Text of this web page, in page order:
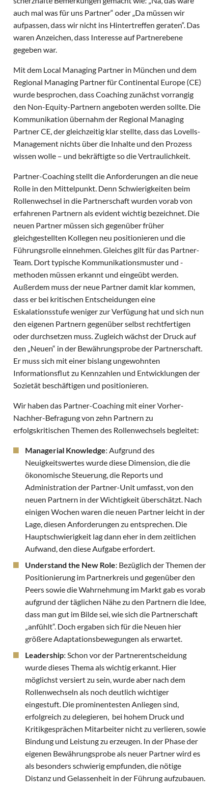
auch mal was für uns Partner“ oder „Da müssen wir
aufpassen, dass wir nicht ins Hintertreffen geraten“. Das
waren Anzeichen, dass Interesse auf Partnerebene
gegeben war.
Mit dem Local Managing Partner in München und dem
Regional Managing Partner für Continental Europe (CE)
wurde besprochen, dass Coaching zunächst vorrangig
den Non-Equity-Partnern angeboten werden sollte. Die
Kommunikation übernahm der Regional Managing
Partner CE, der gleichzeitig klar stellte, dass das Lovells-
Management nichts über die Inhalte und den Prozess
wissen wolle – und bekräftigte so die Vertraulichkeit.
Partner-Coaching stellt die Anforderungen an die neue
Rolle in den Mittelpunkt. Denn Schwierigkeiten beim
Rollenwechsel in die Partnerschaft wurden vorab von
erfahrenen Partnern als evident wichtig bezeichnet. Die
neuen Partner müssen sich gegenüber früher
gleichgestellten Kollegen neu positionieren und die
Führungsrolle einnehmen. Gleiches gilt für das Partner-
Team. Dort typische Kommunikationsmuster und -
methoden müssen erkannt und eingeübt werden.
Außerdem muss der neue Partner damit klar kommen,
dass er bei kritischen Entscheidungen eine
Eskalationsstufe weniger zur Verfügung hat und sich nun
den eigenen Partnern gegenüber selbst rechtfertigen
oder durchsetzen muss. Zugleich wächst der Druck auf
den „Neuen“ in der Bewährungsprobe der Partnerschaft.
Er muss sich mit einer bislang ungewohnten
Informationsflut zu Kennzahlen und Entwicklungen der
Sozietät beschäftigen und positionieren.
Wir haben das Partner-Coaching mit einer Vorher-
Nachher-Befragung von zehn Partnern zu
erfolgskritischen Themen des Rollenwechsels begleitet:
Managerial Knowledge: Aufgrund des
Neuigkeitswertes wurde diese Dimension, die die
ökonomische Steuerung, die Reports und
Administration der Partner-Unit umfasst, von den
neuen Partnern in der Wichtigkeit überschätzt. Nach
einigen Wochen waren die neuen Partner leicht in der
Lage, diesen Anforderungen zu entsprechen. Die
Hauptschwierigkeit lag dann eher in dem zeitlichen
Aufwand, den diese Aufgabe erfordert.
Understand the New Role: Bezüglich der Themen der
Positionierung im Partnerkreis und gegenüber den
Peers sowie die Wahrnehmung im Markt gab es vorab
aufgrund der täglichen Nähe zu den Partnern die Idee,
dass man gut im Bilde sei, wie sich die Partnerschaft
„anfühlt“. Doch ergaben sich für die Neuen hier
größere Adaptationsbewegungen als erwartet.
Leadership: Schon vor der Partnerentscheidung
wurde dieses Thema als wichtig erkannt. Hier
möglichst versiert zu sein, wurde aber nach dem
Rollenwechseln als noch deutlich wichtiger
eingestuft. Die prominentesten Anliegen sind,
erfolgreich zu delegieren, bei hohem Druck und
Kritikgesprächen Mitarbeiter nicht zu verlieren, sowie
Bindung und Leistung zu erzeugen. In der Phase der
eigenen Bewährungsprobe als neuer Partner wird es
als besonders schwierig empfunden, die nötige
Distanz und Gelassenheit in der Führung aufzubauen.